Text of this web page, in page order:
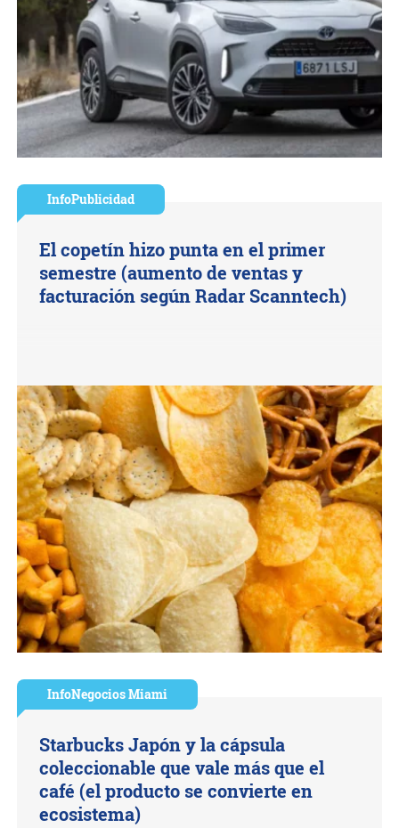
InfoPublicidad
El copetín hizo punta en el primer
semestre (aumento de ventas y
facturación según Radar Scanntech)
InfoNegocios Miami
Starbucks Japón y la cápsula
coleccionable que vale más que el
café (el producto se convierte en
ecosistema)